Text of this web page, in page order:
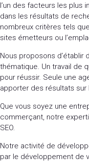
l’un des facteurs les plus
dans les résultats de
nombreux critères tels
sites émetteurs ou
Nous proposons d’établir
thématique. Un travail de
pour réussir. Seule une
apporter des résultats sur
Que vous soyez une
commerçant, notre
SEO.
Notre activité de
par le développement de